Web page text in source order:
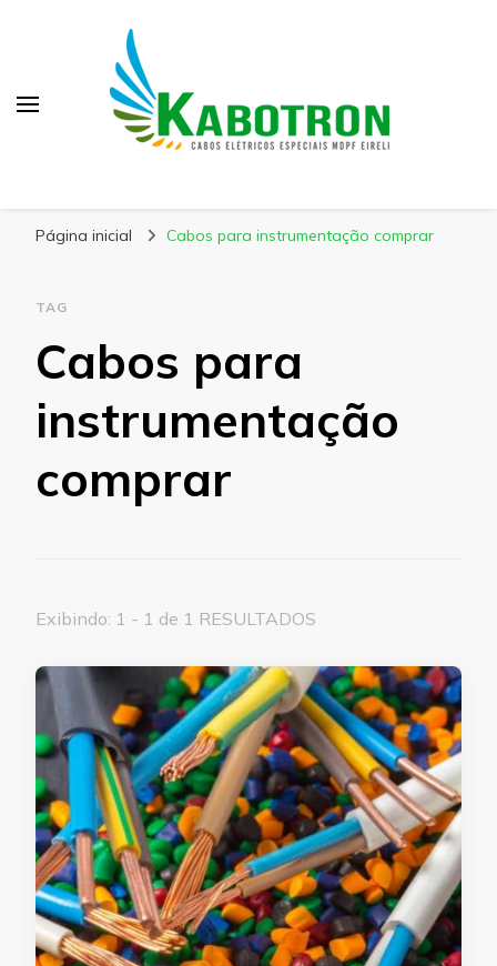
Página inicial Cabos para instrumentação comprar
TAG
Cabos para
instrumentação
comprar
Exibindo: 1 - 1 de 1 RESULTADOS